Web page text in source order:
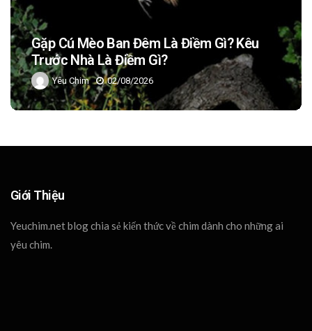
Con Cầy Là Con Gì? Các Loại Cầy Phổ
Biến Ở Việt Nam
Yêu Chim 02/08/2026
Giới Thiệu
Yeuchim.net blog chia sẻ kiến thức về chim dành cho những ai
yêu chim.